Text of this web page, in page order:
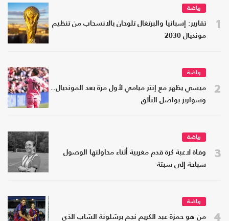
1
رياضة
تقارير: إسبانيا والبرتغال تلوحان بالانسحاب من تنظيم
مونديال 2030
2
رياضة
ميسي يظهر مع إنتر ميامي لأول مرة بعد المونديال..
وسواريز يواصل التألق
3
رياضة
وفاة لاعبة كرة قدم مغربية أثناء محاولتها الوصول
سباحة إلى سبتة
4
رياضة
من هو حمزة عبد الكريم نجم برشلونة الشاب الذي